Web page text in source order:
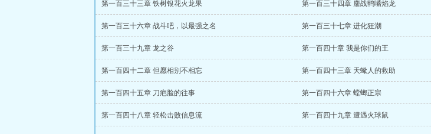
第一百三十三章 铁树银花火龙果 第一百三十四章 鏖战鸭嘴焰龙
第一百三十六章 战斗吧，以最强之名 第一百三十七章 进化狂潮
第一百三十九章 龙之谷 第一百四十章 我是你们的王
第一百四十二章 但愿相别不相忘 第一百四十三章 天蠍人的救助
第一百四十五章 刀疤脸的往事 第一百四十六章 螳螂正宗
第一百四十八章 轻松击败信息流 第一百四十九章 遭遇火球鼠